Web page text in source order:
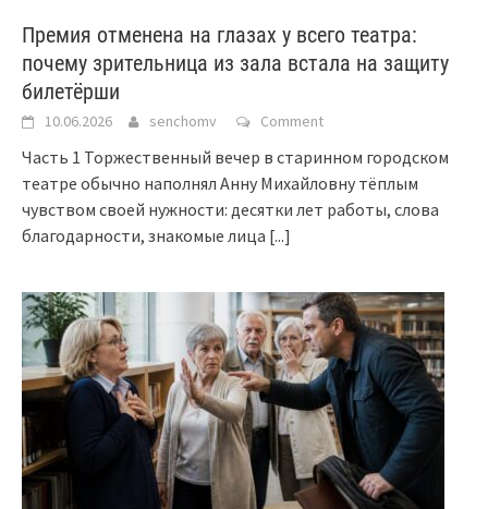
Премия отменена на глазах у всего театра:
почему зрительница из зала встала на защиту
билетёрши
10.06.2026 senchomv Comment
Часть 1 Торжественный вечер в старинном городском
театре обычно наполнял Анну Михайловну тёплым
чувством своей нужности: десятки лет работы, слова
благодарности, знакомые лица [...]